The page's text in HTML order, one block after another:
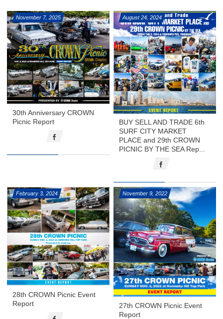
November 7,2025
30th Anniversary CROWN
Picnic Report
August 24,2024
BUY SELL AND TRADE 6th
SURF CITY MARKET
PLACE and 29th CROWN
PICNIC BY THE SEA Rep...
February 3,2024
28th CROWN Picnic Event
Report
November 9,2022
27th CROWN Picnic Event
Report